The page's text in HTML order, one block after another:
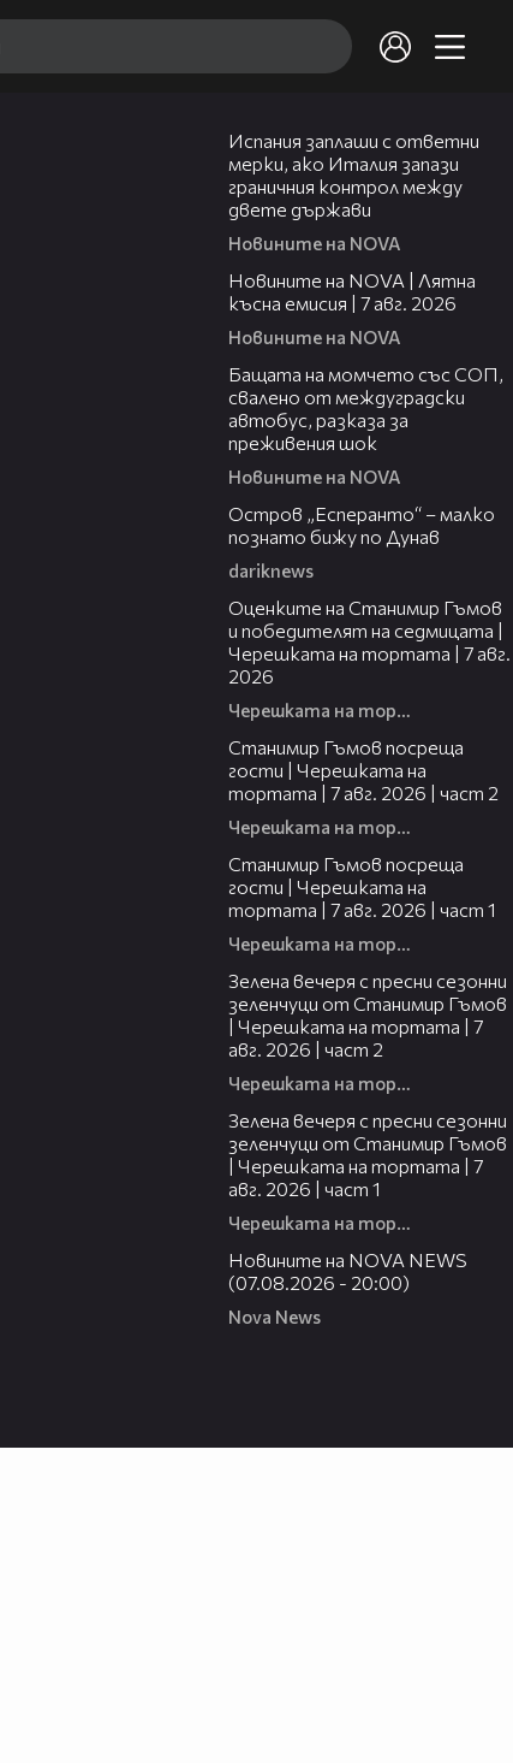
Испания заплаши с ответни
мерки, ако Италия запази
граничния контрол между
двете държави
Новините на NOVA
Новините на NOVA | Лятна
късна емисия | 7 авг. 2026
Новините на NOVA
Бащата на момчето със СОП,
свалено от междуградски
автобус, разказа за
преживения шок
Новините на NOVA
Остров „Есперанто“ – малко
познато бижу по Дунав
dariknews
Оценките на Станимир Гъмов
и победителят на седмицата |
Черешката на тортата | 7 авг.
2026
Черешката на тортата
Станимир Гъмов посреща
гости | Черешката на
тортата | 7 авг. 2026 | част 2
Черешката на тортата
Станимир Гъмов посреща
гости | Черешката на
тортата | 7 авг. 2026 | част 1
Черешката на тортата
Зелена вечеря с пресни сезонни
зеленчуци от Станимир Гъмов
| Черешката на тортата | 7
авг. 2026 | част 2
Черешката на тортата
Зелена вечеря с пресни сезонни
зеленчуци от Станимир Гъмов
| Черешката на тортата | 7
авг. 2026 | част 1
Черешката на тортата
Новините на NOVA NEWS
(07.08.2026 - 20:00)
Nova News